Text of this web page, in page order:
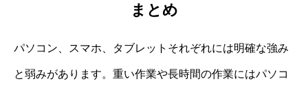
まとめ
パソコン、スマホ、タブレットそれぞれには明確な強み
と弱みがあります。重い作業や長時間の作業にはパソコ